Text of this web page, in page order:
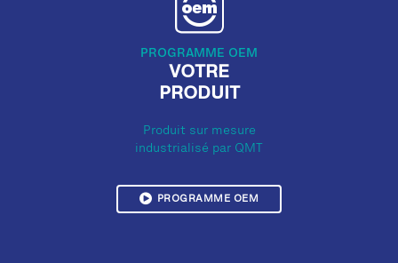
PROGRAMME OEM
VOTRE
PRODUIT
Produit sur mesure
industrialisé par QMT
PROGRAMME OEM